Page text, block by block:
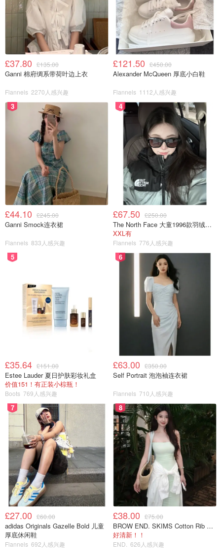
4.染锦绘陶瓷款
这款有素胚到彩绘到透明釉做工也是相当的精细，耐看。这
款需要注意的是预防在清洗过程中碰到利器比如铁丝球等这
样会损坏壶承的表面。
规格: 长16cm 高2.4cm
£37.80 £135.00
Ganni 棉府绸系带荷叶边上衣
Flannels 2270人感兴趣
£121.50 £450.00
Alexander McQueen 厚底小白鞋
Flannels 1112人感兴趣
3
£44.10 £245.00
Ganni Smock连衣裙
Flannels 833人感兴趣
4
£67.50 £250.00
The North Face 大童1996款羽绒夹克
XXL有
Flannels 776人感兴趣
5
£35.64 £151.00
Estee Lauder 夏日护肤彩妆礼盒
价值151！有正装小棕瓶！
Boots 769人感兴趣
6
£63.00 £350.00
Self Portrait 泡泡袖连衣裙
Flannels 710人感兴趣
7
£27.00 £60.00
adidas Originals Gazelle Bold 儿童
厚底休闲鞋
Flannels 692人感兴趣
8
£38.00 £75.00
BROW END. SKIMS Cotton Rib 长款背心连衣裙 薄荷绿
好清新！！
END. 626人感兴趣